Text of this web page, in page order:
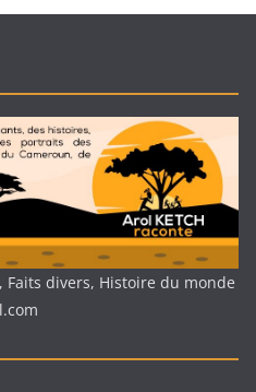
Faits divers, Histoire du monde